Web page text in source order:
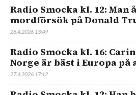
Radio Smocka kl. 12: Man
mordförsök på Donald
28.4.2026 13:49
Radio Smocka kl. 16:
Norge är bäst i Europa
27.4.2026 17:12